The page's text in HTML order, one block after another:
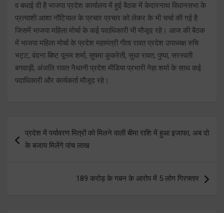
व बधाई दी है भाजपा प्रदेश कार्यालय में हुई बैठक में केदारनाथ विधानसभा के
प्रत्याशी आशा नौटियाल के प्रचार प्रचार को लेकर के भी चर्चा की गई है
जिसमें भाजपा महिला मोर्चा के कई पदाधिकारी भी मौजूद रहे। आज की बैठक
में भाजपा महिला मोर्चा के प्रदेश महामंत्री गीता रावत प्रदेश उपाध्यक्ष रुचि
भट्ट, वंदना बिष्ट पूनम शर्मा, सुषमा कुकरेती, सुधा रावत, पुष्पा, सरस्वती
बगवाड़ी, अंजलि रावत नैथानी प्रदेश मीडिया प्रभारी नेहा शर्मा के साथ कई
पदाधिकारी और कार्यकर्ता मौजूद रहे।
navigation
प्रदेश में पर्यावरण मित्रों को मिलने वाली बीमा राशि में हुआ इजाफा, अब दो
के बजाय मिलेंगे पांच लाख
189 करोड़ के गबन के आरोप में 5 लोग गिरफ्तार